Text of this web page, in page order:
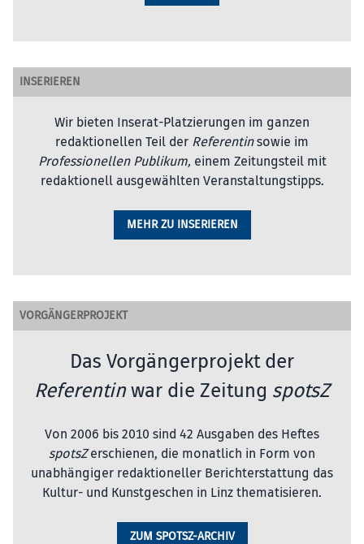
INSERIEREN
Wir bieten Inserat-Platzierungen im ganzen
redaktionellen Teil der Referentinsowie im
Professionellen Publikum, einem Zeitungsteil mit
redaktionell ausgewählten Veranstaltungstipps.
MEHR ZU INSERIEREN
VORGÄNGERPROJEKT
Das Vorgängerprojekt der
Referentinwar die Zeitung spotsZ
Von 2006 bis 2010 sind 42 Ausgaben des Heftes
spotsZerschienen, die monatlich in Form von
unabhängiger redaktioneller Berichterstattung das
Kultur- und Kunstgeschen in Linz thematisieren.
ZUM SPOTSZ-ARCHIV